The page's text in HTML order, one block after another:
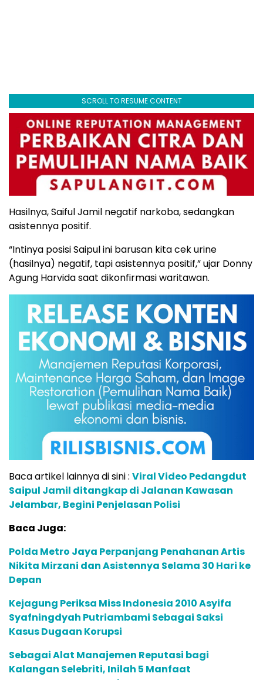
SCROLL TO RESUME CONTENT
Hasilnya, Saiful Jamil negatif narkoba, sedangkan
asistennya positif.
“Intinya posisi Saipul ini barusan kita cek urine
(hasilnya) negatif, tapi asistennya positif,” ujar Donny
Agung Harvida saat dikonfirmasi waritawan.
Baca artikel lainnya di sini : Viral Video Pedangdut
Saipul Jamil ditangkap di Jalanan Kawasan
Jelambar, Begini Penjelasan Polisi
Baca Juga:
Polda Metro Jaya Perpanjang Penahanan Artis
Nikita Mirzani dan Asistennya Selama 30 Hari ke
Depan
Kejagung Periksa Miss Indonesia 2010 Asyifa
Syafningdyah Putriambami Sebagai Saksi
Kasus Dugaan Korupsi
Sebagai Alat Manajemen Reputasi bagi
Kalangan Selebriti, Inilah 5 Manfaat